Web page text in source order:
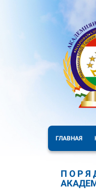
ГЛАВНАЯ
П О Р Я